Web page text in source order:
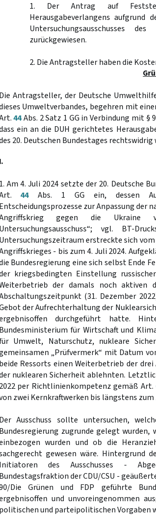
1. Der Antrag auf
Herausgabeverlangens aufgrund
Untersuchungsausschusses
zurückgewiesen.
2. Die Antragsteller haben die
Die Antragsteller, der Deutsche
Umweltverbandes, begehren mit
44Abs. 2 Satz 1 GG in Verbindung mit §
ein an die DUH gerichtetes
20. Deutschen Bundestages
I.
1. Am 4. Juli 2024 setzte der 20. Deutsche
44Abs. 1 GG ein, dessen
Entscheidungsprozesse zur Anpassung der
gegen die Ukraine
Untersuchungsausschuss“; vgl. BT-
Untersuchungszeitraum erstreckte sich vom
- bis zum 4. Juli 2024.
Bundesregierung eine sich selbst Ende
kriegsbedingten Einstellung
der damals noch aktiven
(31. Dezember
der Aufrechterhaltung der
durchgeführt hatte.
Bundesministerium für Wirtschaft und
Umwelt, Naturschutz, nukleare
„Prüfvermerk“ mit Datum
beide Ressorts einen Weiterbetrieb der
nuklearen Sicherheit ablehnten.
2022 per Richtlinienkompetenz gemäß Art.
zwei Kernkraftwerken bis längstens zum
Der Ausschuss sollte untersuchen,
Bundesregierung zugrunde gelegt
wurden und ob die
gewesen wäre. Hintergrund
Initiatoren des Ausschusses -
Bundestagsfraktion der CDU/CSU -
Die Grünen und FDP geführte
und unvoreingenommen
politischen und parteipolitischen Vorgaben